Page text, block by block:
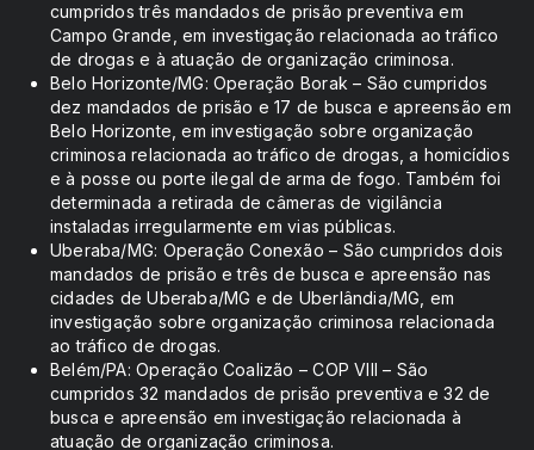
cumpridos três mandados de prisão preventiva em
Campo Grande, em investigação relacionada ao tráfico
de drogas e à atuação de organização criminosa.
Belo Horizonte/MG: Operação Borak – São cumpridos
dez mandados de prisão e 17 de busca e apreensão em
Belo Horizonte, em investigação sobre organização
criminosa relacionada ao tráfico de drogas, a homicídios
e à posse ou porte ilegal de arma de fogo. Também foi
determinada a retirada de câmeras de vigilância
instaladas irregularmente em vias públicas.
Uberaba/MG: Operação Conexão – São cumpridos dois
mandados de prisão e três de busca e apreensão nas
cidades de Uberaba/MG e de Uberlândia/MG, em
investigação sobre organização criminosa relacionada
ao tráfico de drogas.
Belém/PA: Operação Coalizão – COP VIII – São
cumpridos 32 mandados de prisão preventiva e 32 de
busca e apreensão em investigação relacionada à
atuação de organização criminosa.